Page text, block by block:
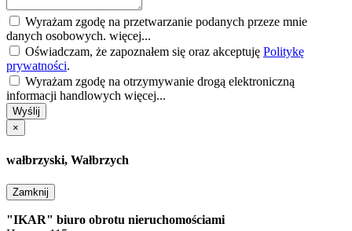
Wyrażam zgodę na przetwarzanie podanych przeze mnie
danych osobowych. więcej...
Oświadczam, że zapoznałem się oraz akceptuję Politykę
prywatności.
Wyrażam zgodę na otrzymywanie drogą elektroniczną
informacji handlowych więcej...
Wyślij
×
wałbrzyski, Wałbrzych
Zamknij
"IKAR" biuro obrotu nieruchomościami